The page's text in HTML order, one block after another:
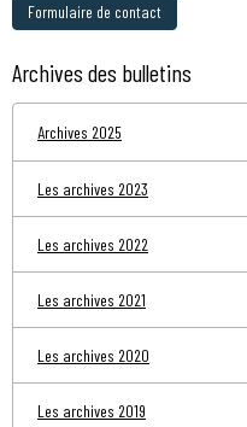
Formulaire de contact
Archives des bulletins
Archives 2025
Les archives 2023
Les archives 2022
Les archives 2021
Les archives 2020
Les archives 2019